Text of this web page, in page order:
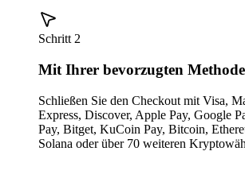
Schritt 2
Mit Ihrer bevorzugten
Schließen Sie den Checkout mit Visa,
Express, Discover, Apple Pay, Google
Pay, Bitget, KuCoin Pay, Bitcoin,
Solana oder über 70 weiteren